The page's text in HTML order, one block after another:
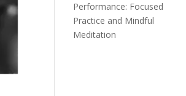
Performance: Focused
Practice and Mindful
Meditation